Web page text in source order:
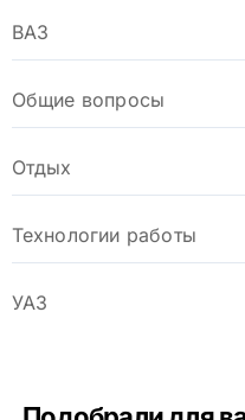
ВАЗ
Общие вопросы
Отдых
Технологии работы
УАЗ